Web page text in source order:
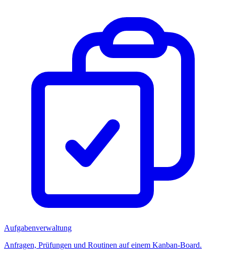
Aufgabenverwaltung
Anfragen, Prüfungen und Routinen auf einem Kanban-Board.